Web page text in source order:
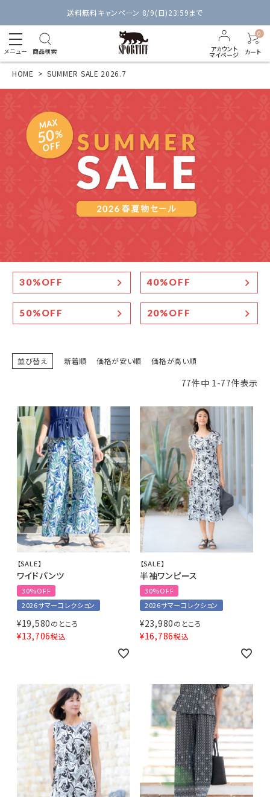
送料無料キャンペーン 8/9(日)23:59まで
メニュー 商品検索 アカウント
マイページ
0
カート
HOME SUMMER SALE 2026.7
30%OFF 40%OFF
50%OFF 20%OFF
並び替え 新着順 価格が安い順 価格が高い順
77件中 1 -77件表示
【SALE】
ワイドパンツ
30%OFF
2026サマーコレクション
¥19,580のところ
¥13,706税込
【SALE】
半袖ワンピース
30%OFF
2026サマーコレクション
¥23,980のところ
¥16,786税込